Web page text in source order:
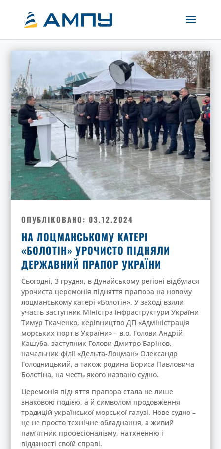
ОПУБЛІКОВАНО: 03.12.2024
НА ЛОЦМАНСЬКОМУ КАТЕРІ
«БОЛОТІН» УРОЧИСТО ПІДНЯЛИ
ДЕРЖАВНИЙ ПРАПОР УКРАЇНИ
Сьогодні, 3 грудня, в Дунайському регіоні відбулася
урочиста церемонія підняття прапора на новому
лоцманському катері «Болотін». У заході взяли
участь заступник Міністра інфраструктури України
Тимур Ткаченко, керівництво ДП «Адміністрація
морських портів України» – в.о. Голови Андрій
Кашуба, заступник Голови Дмитро Барінов,
начальник філії «Дельта-Лоцман» Олександр
Голодницький, а також родина Бориса Павловича
Болотіна, на честь якого названо судно.
Церемонія підняття прапора стала не лише
знаковою подією, а й символом продовження
традицій української морської галузі. Нове судно –
це не просто технічне обладнання, а живий
пам’ятник професіоналізму, натхненню і
відданості своїй справі.